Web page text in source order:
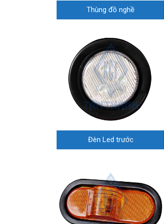
Thùng đồ nghề
Đèn Led trước